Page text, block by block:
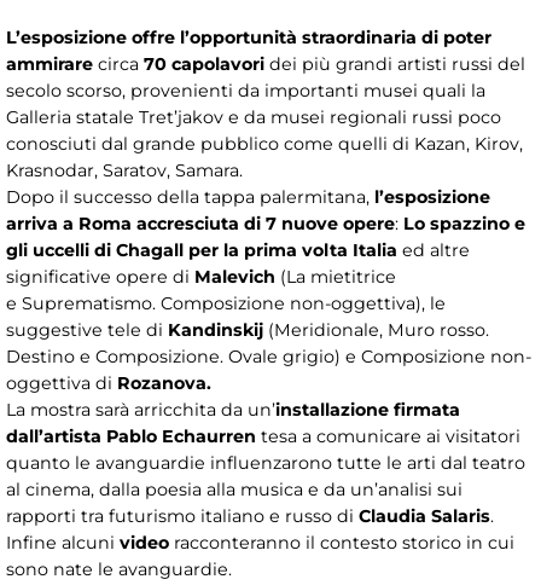
L’esposizione offre l’opportunità straordinaria di poter
ammirare circa 70 capolavori dei più grandi artisti russi del
secolo scorso, provenienti da importanti musei quali la
Galleria statale Tret’jakov e da musei regionali russi poco
conosciuti dal grande pubblico come quelli di Kazan, Kirov,
Krasnodar, Saratov, Samara.
Dopo il successo della tappa palermitana, l’esposizione
arriva a Roma accresciuta di 7 nuove opere: Lo spazzino e
gli uccelli di Chagall per la prima volta Italia ed altre
significative opere di Malevich (La mietitrice
e Suprematismo. Composizione non-oggettiva), le
suggestive tele di Kandinskij (Meridionale, Muro rosso.
Destino e Composizione. Ovale grigio) e Composizione non-
oggettiva di Rozanova.
La mostra sarà arricchita da un’installazione firmata
dall’artista Pablo Echaurren tesa a comunicare ai visitatori
quanto le avanguardie influenzarono tutte le arti dal teatro
al cinema, dalla poesia alla musica e da un’analisi sui
rapporti tra futurismo italiano e russo di Claudia Salaris.
Infine alcuni video racconteranno il contesto storico in cui
sono nate le avanguardie.